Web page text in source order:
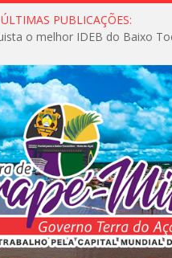
ÚLTIMAS PUBLICAÇÕES: